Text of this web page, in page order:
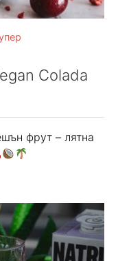
Colada
фрут – лятна